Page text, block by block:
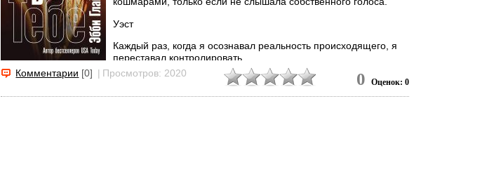
Уэст
Каждый раз, когда я осознавал реальность происходящего, я
переставал контролировать...
Комментарии [0] | Просмотров: 2020 0 Оценок: 0